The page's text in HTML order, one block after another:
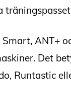
ANT+
Det
Runtastic